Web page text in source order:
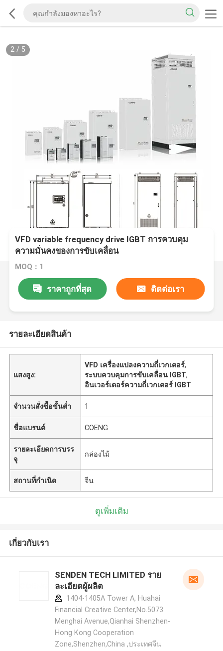
2/ 5
VFD variable frequency drive IGBT การควบคุม
ความมั่นคงของการขับเคลื่อน
MOQ：1
ราคาถูกที่สุด ติดต่อเรา
รายละเอียดสินค้า
แสงสูง:
VFD เครื่องแปลงความถี่เวกเตอร์,
ระบบควบคุมการขับเคลื่อน IGBT,
อินเวอร์เตอร์ความถี่เวกเตอร์ IGBT
จำนวนสั่งซื้อขั้นต่ำ 1
ชื่อแบรนด์ COENG
รายละเอียดการบรร
จุ
กล่องไม้
สถานที่กำเนิด จีน
ดูเพิ่มเติม
เกี่ยวกับเรา
SENDEN TECH LIMITED ราย
ละเอียดผู้ผลิต
1404-1405A Tower A, Huahai
Financial Creative Center,No.5073
Menghai Avenue,Qianhai Shenzhen-
Hong Kong Cooperation
Zone,Shenzhen,China ,ประเทศจีน